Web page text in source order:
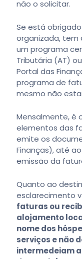
não o solicitar.
Se está
organizada, tem
um programa
Tributária (AT)
Portal das
programa de
mesmo não
Mensalmente, é
elementos das
emite os
Finanças), até
emissão da
Quanto ao
esclarecimento
faturas ou
alojamento
nome dos
serviços e não
intermedeiam